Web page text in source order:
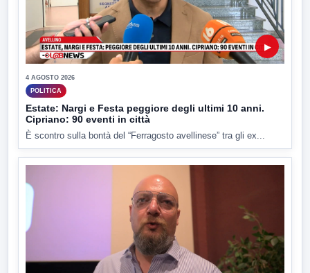
▶
4 AGOSTO 2026
POLITICA
Estate: Nargi e Festa peggiore degli ultimi 10 anni.
Cipriano: 90 eventi in città
È scontro sulla bontà del “Ferragosto avellinese” tra gli ex...